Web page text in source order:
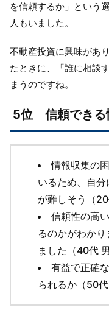
を信頼するか」という
人もいました。
不動産投資に興味があ
たときに、「誰に相談
まうのですね。
5位 信頼できる
情報収集の
いるため、自
が難しそう（20
信頼性の高
るのかがわかり
ました（40代 男
有益で正確
られるか（50代